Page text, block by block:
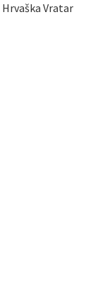
Vratar